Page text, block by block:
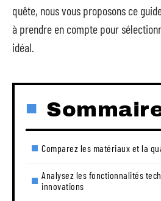
quête, nous vous proposons ce
à prendre en compte pour
idéal.
Comparez les matériaux et la
Analysez les fonctionnalités
innovations